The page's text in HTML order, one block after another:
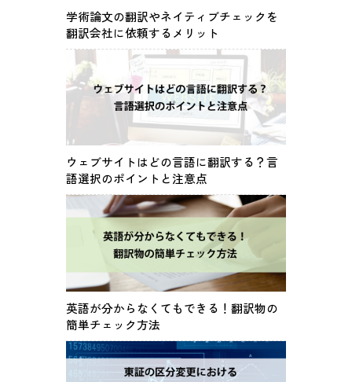
学術論文の翻訳やネイティブチェックを
翻訳会社に依頼するメリット
ウェブサイトはどの言語に翻訳する？言
語選択のポイントと注意点
英語が分からなくてもできる！翻訳物の
簡単チェック方法